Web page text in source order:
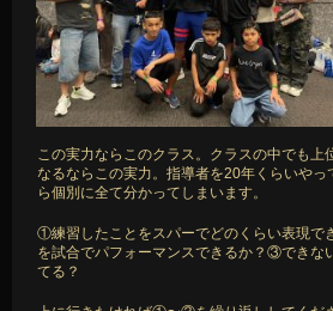
この実力ならこのクラス。クラスの中でも上
なるならこの実力。指導者を20年くらいやっ
ら個別に全て分かってしまいます。
①練習したことをスパーでどのくらい表現で
を試合でパフォーマンスできるか？③できな
てる？